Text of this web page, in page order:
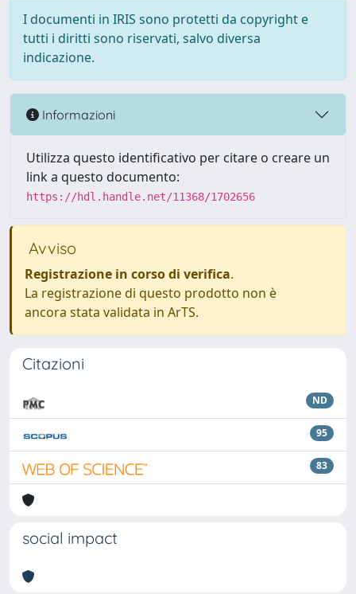
I documenti in IRIS sono protetti da copyright e
tutti i diritti sono riservati, salvo diversa
indicazione.
Informazioni
Utilizza questo identificativo per citare o creare un
link a questo documento:
https://hdl.handle.net/11368/1702656
Avviso
Registrazione in corso di verifica.
La registrazione di questo prodotto non è
ancora stata validata in ArTS.
Citazioni
ND
95
83
social impact